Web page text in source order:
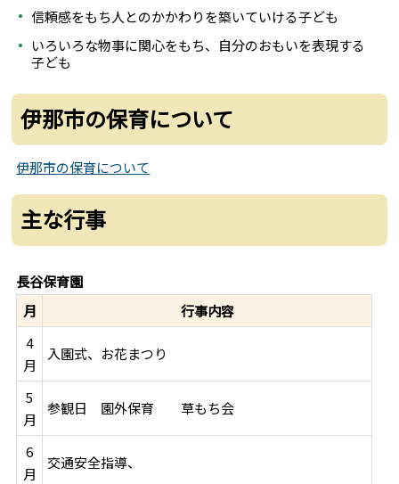
信頼感をもち人とのかかわりを築いていける子ども
いろいろな物事に関心をもち、自分のおもいを表現する
子ども
伊那市の保育について
伊那市の保育について
主な行事
長谷保育園
月
行事内容
4
月
入園式、お花まつり
5
月
参観日 園外保育 草もち会
6
月
交通安全指導、